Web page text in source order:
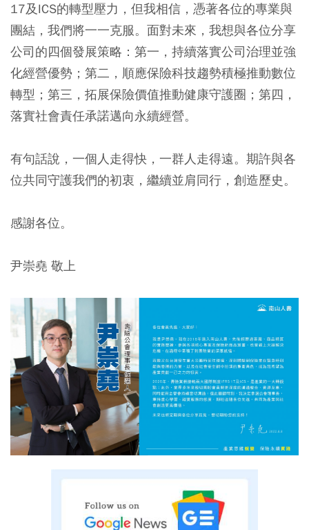
17及ICS的轉型壓力，但我相信，憑著各位的專業與
團結，我們將一一克服。面對未來，我想與各位分享
公司的四個發展策略：第一，持續落實公司治理並強
化經營優勢；第二，順應保險科技趨勢積極推動數位
轉型；第三，拓展保險價值推動健康守護圈；第四，
落實社會責任承諾邁向永續經營。
有句話說，一個人走得快，一群人走得遠。期許與各
位共同守護我們的初衷，繼續並肩同行，創造歷史。
感謝各位。
尹崇堯 敬上